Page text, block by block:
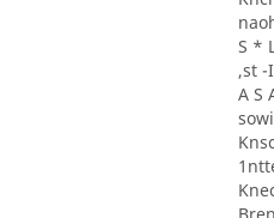
S *
,st
A S